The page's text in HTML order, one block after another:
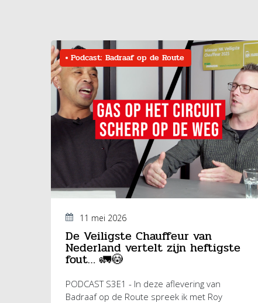
Podcast: Badraaf op de Route
11 mei 2026
De Veiligste Chauffeur van
Nederland vertelt zijn heftigste
fout… 🚛😳
PODCAST S3E1 - In deze aflevering van
Badraaf op de Route spreek ik met Roy